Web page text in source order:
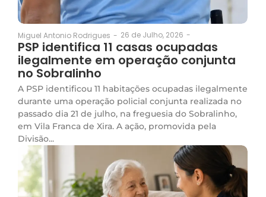
Miguel Antonio Rodrigues - 26 de Julho, 2026 -
PSP identifica 11 casas ocupadas
ilegalmente em operação conjunta
no Sobralinho
A PSP identificou 11 habitações ocupadas ilegalmente
durante uma operação policial conjunta realizada no
passado dia 21 de julho, na freguesia do Sobralinho,
em Vila Franca de Xira. A ação, promovida pela
Divisão...